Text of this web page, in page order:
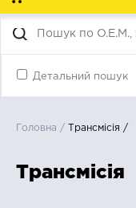
Детальний пошук
Головна / Трансмісія /
Трансмісія